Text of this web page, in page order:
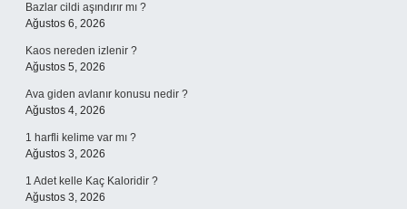
Bazlar cildi aşındırır mı ?
Ağustos 6, 2026
Kaos nereden izlenir ?
Ağustos 5, 2026
Ava giden avlanır konusu nedir ?
Ağustos 4, 2026
1 harfli kelime var mı ?
Ağustos 3, 2026
1 Adet kelle Kaç Kaloridir ?
Ağustos 3, 2026